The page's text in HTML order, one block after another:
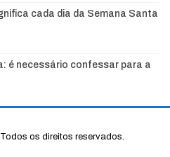
cada dia da Semana Santa
é necessário confessar para a
os direitos reservados.